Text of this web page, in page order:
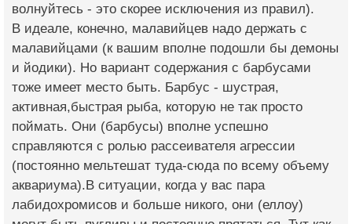
волнуйтесь - это скорее исключения из правил).
В идеале, конечно, малавийцев надо держать с
малавийцами (к вашим вполне подошли бы демоны
и йодики). Но вариант содержания с барбусами
тоже имеет место быть. Барбус - шустрая,
активная,быстрая рыба, которую не так просто
поймать. Они (барбусы) вполне успешно
справляются с ролью рассеивателя агрессии
(постоянно мельтешат туда-сюда по всему объему
аквариума).В ситуации, когда у вас пара
лабидохромисов и больше никого, они (еллоу)